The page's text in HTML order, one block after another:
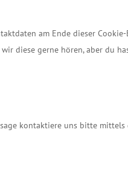
am Ende dieser
diese gerne hören, aber du
kontaktiere uns bitte